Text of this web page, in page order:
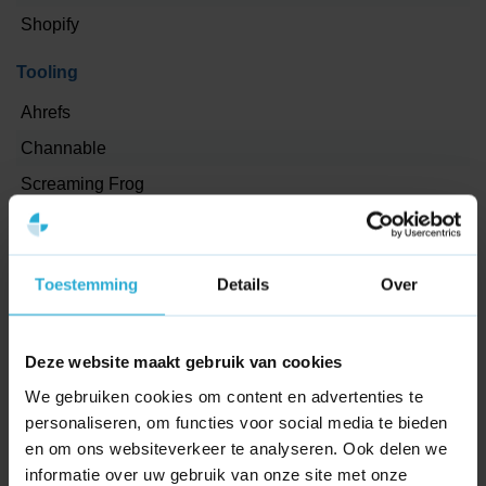
Toestemming Details Over
Deze website maakt gebruik van cookies
We gebruiken cookies om content en advertenties te
personaliseren, om functies voor social media te bieden
en om ons websiteverkeer te analyseren. Ook delen we
informatie over uw gebruik van onze site met onze
groeien?
Wil je weten welke kansen er liggen voor jouw organisatie
in Culemborg?
concrete aanbevelingen. Samen bepalen we de volgende
stap zodat online inzet direct bijdraagt aan je
bedrijfsdoelen.
Shopify
Tooling
Ahrefs
Channable
Screaming Frog
Canva
Dashboard
Google Tag Manager
Google Analytics 4
Looker studio